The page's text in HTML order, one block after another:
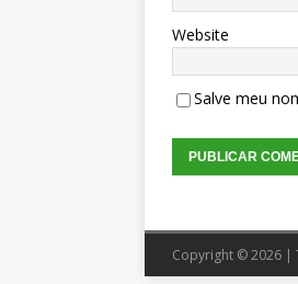
Website
Salve meu
Copyright © 2026 |